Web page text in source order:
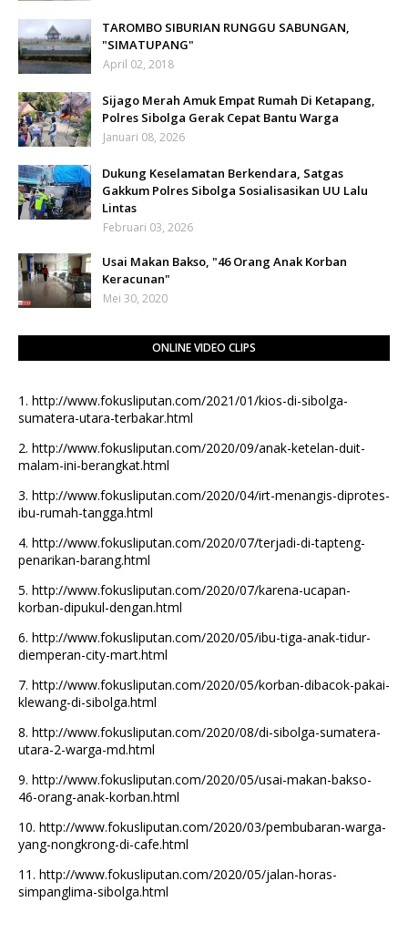
TAROMBO SIBURIAN RUNGGU SABUNGAN,
"SIMATUPANG"
April 02, 2018
Sijago Merah Amuk Empat Rumah Di Ketapang,
Polres Sibolga Gerak Cepat Bantu Warga
Januari 08, 2026
Dukung Keselamatan Berkendara, Satgas
Gakkum Polres Sibolga Sosialisasikan UU Lalu
Lintas
Februari 03, 2026
Usai Makan Bakso, "46 Orang Anak Korban
Keracunan"
Mei 30, 2020
ONLINE VIDEO CLIPS
1. http://www.fokusliputan.com/2021/01/kios-di-sibolga-
sumatera-utara-terbakar.html
2. http://www.fokusliputan.com/2020/09/anak-ketelan-duit-
malam-ini-berangkat.html
3. http://www.fokusliputan.com/2020/04/irt-menangis-diprotes-
ibu-rumah-tangga.html
4. http://www.fokusliputan.com/2020/07/terjadi-di-tapteng-
penarikan-barang.html
5. http://www.fokusliputan.com/2020/07/karena-ucapan-
korban-dipukul-dengan.html
6. http://www.fokusliputan.com/2020/05/ibu-tiga-anak-tidur-
diemperan-city-mart.html
7. http://www.fokusliputan.com/2020/05/korban-dibacok-pakai-
klewang-di-sibolga.html
8. http://www.fokusliputan.com/2020/08/di-sibolga-sumatera-
utara-2-warga-md.html
9. http://www.fokusliputan.com/2020/05/usai-makan-bakso-
46-orang-anak-korban.html
10. http://www.fokusliputan.com/2020/03/pembubaran-warga-
yang-nongkrong-di-cafe.html
11. http://www.fokusliputan.com/2020/05/jalan-horas-
simpanglima-sibolga.html